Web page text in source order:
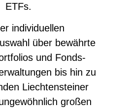
ETFs.
individuellen
über bewährte
und Fonds-
bis hin zu
Liechtensteiner
großen